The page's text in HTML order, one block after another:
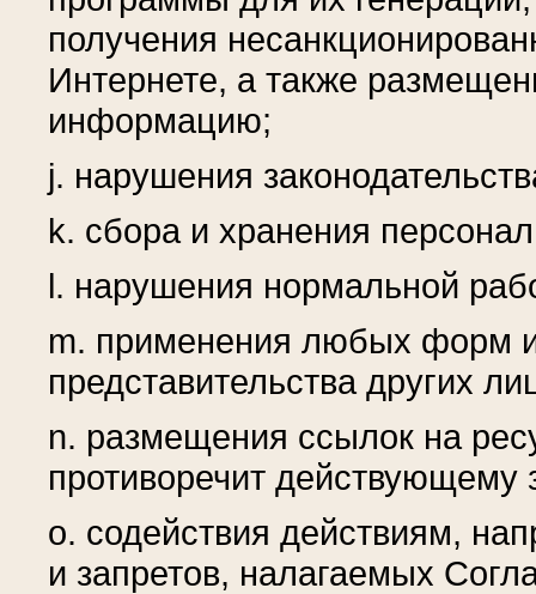
получения
Интернете, а также
информацию;
j. нарушения
k. сбора и хранения
l. нарушения нормальной
m. применения любых форм и
представительства других
n. размещения ссылок на
противоречит действующему
o. содействия действиям,
и запретов, налагаемых